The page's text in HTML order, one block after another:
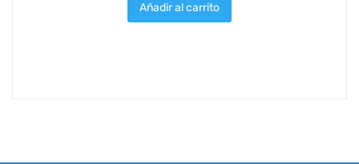
Añadir al carrito